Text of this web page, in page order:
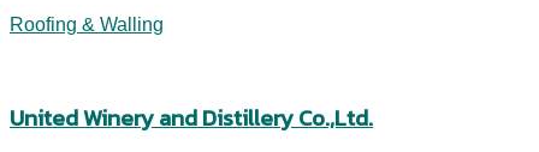
Roofing & Walling
United Winery and Distillery Co.,Ltd.